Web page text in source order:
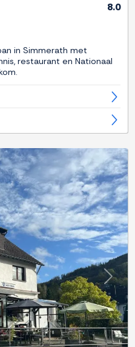
8.0
in Simmerath met
restaurant en Nationaal
Next